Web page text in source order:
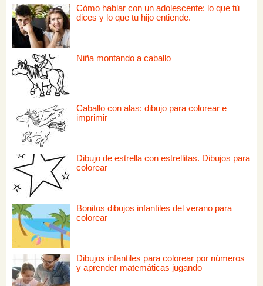
Cómo hablar con un adolescente: lo que tú
dices y lo que tu hijo entiende.
Niña montando a caballo
Caballo con alas: dibujo para colorear e
imprimir
Dibujo de estrella con estrellitas. Dibujos para
colorear
Bonitos dibujos infantiles del verano para
colorear
Dibujos infantiles para colorear por números
y aprender matemáticas jugando